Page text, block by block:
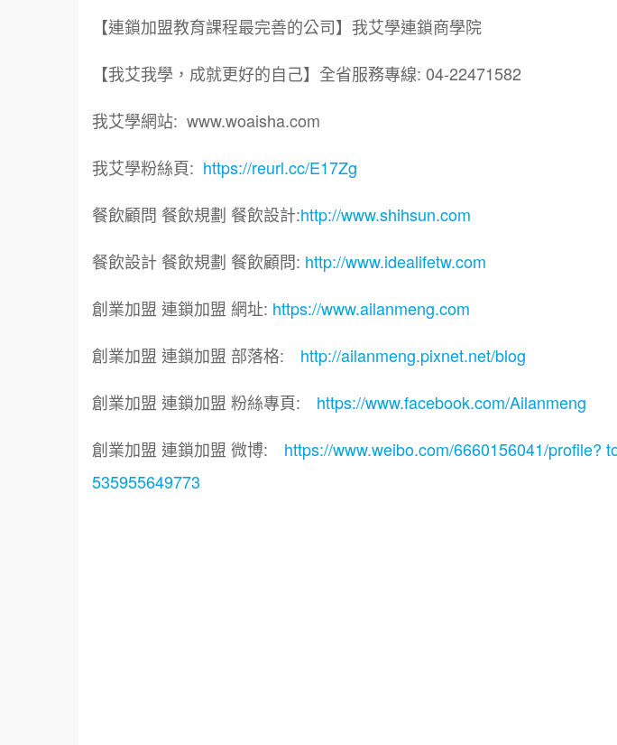
【連鎖加盟教育課程最完善的公司】我艾學連鎖商學院
【我艾我學，成就更好的自己】全省服務專線: 04-22471582
我艾學網站: www.woaisha.com
我艾學粉絲頁: https://reurl.cc/E17Zg
餐飲顧問 餐飲規劃 餐飲設計:http://www.shihsun.com
餐飲設計 餐飲規劃 餐飲顧問: http://www.idealifetw.com
創業加盟 連鎖加盟 網址: https://www.ailanmeng.com
創業加盟 連鎖加盟 部落格: http://ailanmeng.pixnet.net/blog
創業加盟 連鎖加盟 粉絲專頁: https://www.facebook.com/Ailanmeng
創業加盟 連鎖加盟 微博: https://www.weibo.com/6660156041/profile?
535955649773